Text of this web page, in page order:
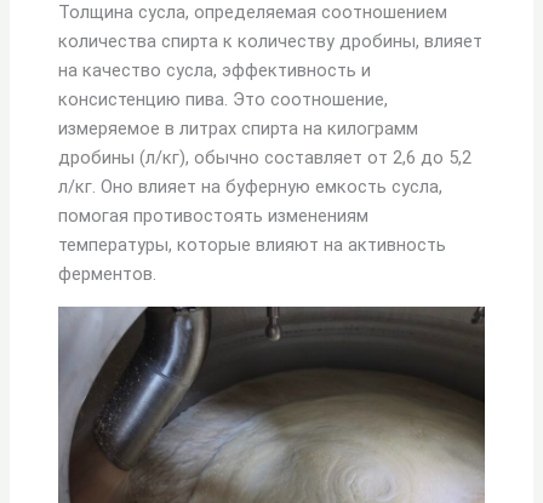
Толщина сусла, определяемая соотношением
количества спирта к количеству дробины, влияет
на качество сусла, эффективность и
консистенцию пива. Это соотношение,
измеряемое в литрах спирта на килограмм
дробины (л/кг), обычно составляет от 2,6 до 5,2
л/кг. Оно влияет на буферную емкость сусла,
помогая противостоять изменениям
температуры, которые влияют на активность
ферментов.